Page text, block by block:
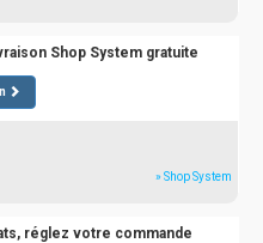
Shop System gratuite
» Shop System
réglez votre commande